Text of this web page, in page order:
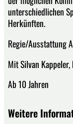
unterschiedlichen
Herkünften.
Regie/Ausstattung
Mit Silvan
Ab 10 Jahren
Weitere